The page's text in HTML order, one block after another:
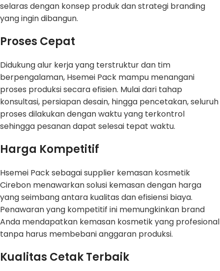
selaras dengan konsep produk dan strategi branding
yang ingin dibangun.
Proses Cepat
Didukung alur kerja yang terstruktur dan tim
berpengalaman, Hsemei Pack mampu menangani
proses produksi secara efisien. Mulai dari tahap
konsultasi, persiapan desain, hingga pencetakan, seluruh
proses dilakukan dengan waktu yang terkontrol
sehingga pesanan dapat selesai tepat waktu.
Harga Kompetitif
Hsemei Pack sebagai supplier kemasan kosmetik
Cirebon menawarkan solusi kemasan dengan harga
yang seimbang antara kualitas dan efisiensi biaya.
Penawaran yang kompetitif ini memungkinkan brand
Anda mendapatkan kemasan kosmetik yang profesional
tanpa harus membebani anggaran produksi.
Kualitas Cetak Terbaik